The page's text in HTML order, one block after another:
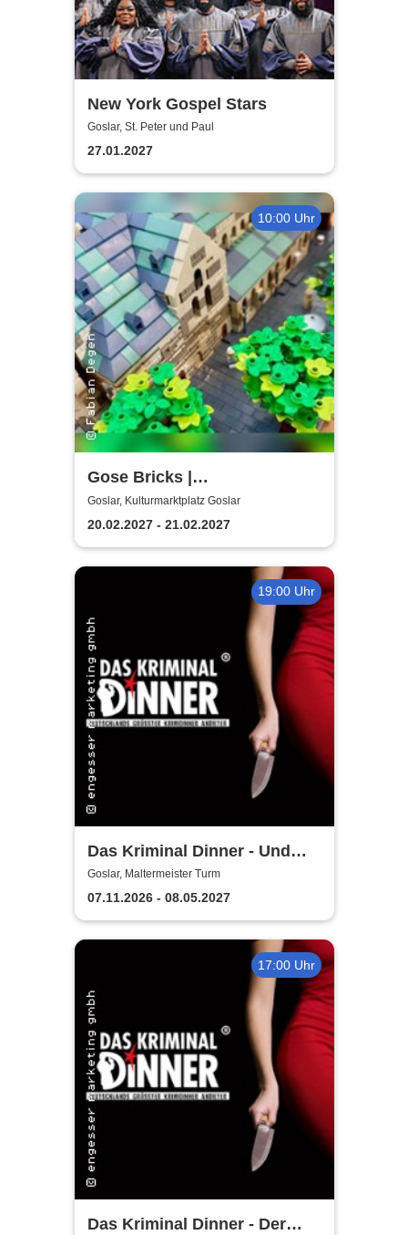
New York Gospel Stars
Goslar, St. Peter und Paul
27.01.2027
10:00 Uhr
Gose Bricks |
Kulturmarktplatz Goslar
Goslar, Kulturmarktplatz Goslar
20.02.2027 - 21.02.2027
19:00 Uhr
Das Kriminal Dinner - Und
raus bist du
Goslar, Maltermeister Turm
07.11.2026 - 08.05.2027
17:00 Uhr
Das Kriminal Dinner - Der